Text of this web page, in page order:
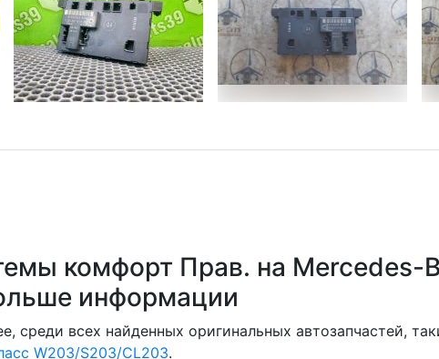
комфорт Прав. на Mercedes-
информации
среди всех найденных оригинальных автозапчастей,
W203/S203/CL203.